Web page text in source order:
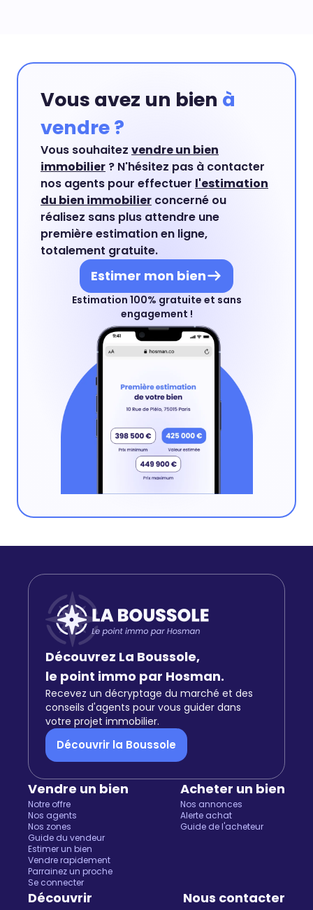
Vous avez un bien à
vendre ?
Vous souhaitez vendre un bien
immobilier ? N'hésitez pas à contacter
nos agents pour effectuer l'estimation
du bien immobilier concerné ou
réalisez sans plus attendre une
première estimation en ligne,
totalement gratuite.
Estimer mon bien
Estimation 100% gratuite et sans
engagement !
Découvrez La Boussole,
le point immo par Hosman.
Recevez un décryptage du marché et des
conseils d'agents pour vous guider dans
votre projet immobilier.
Découvrir la Boussole
Vendre un bien
Notre offre
Nos agents
Nos zones
Guide du vendeur
Estimer un bien
Vendre rapidement
Parrainez un proche
Se connecter
Acheter un bien
Nos annonces
Alerte achat
Guide de l'acheteur
Découvrir Nous contacter